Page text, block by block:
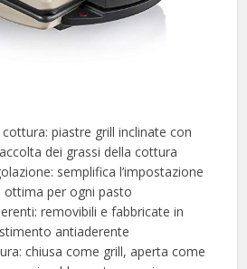
piastre grill inclinate con
dei grassi della cottura
semplifica l’impostazione
ottima per ogni pasto
removibili e fabbricate in
antiaderente
chiusa come grill, aperta come